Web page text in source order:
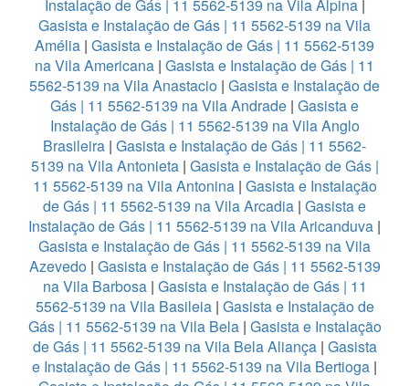
Instalação de Gás | 11 5562-5139 na Vila Alpina |
Gasista e Instalação de Gás | 11 5562-5139 na Vila
Amélia | Gasista e Instalação de Gás | 11 5562-5139
na Vila Americana | Gasista e Instalação de Gás | 11
5562-5139 na Vila Anastacio | Gasista e Instalação de
Gás | 11 5562-5139 na Vila Andrade | Gasista e
Instalação de Gás | 11 5562-5139 na Vila Anglo
Brasileira | Gasista e Instalação de Gás | 11 5562-
5139 na Vila Antonieta| Gasista e Instalação de Gás |
11 5562-5139 na Vila Antonina| Gasista e Instalação
de Gás | 11 5562-5139 na Vila Arcadia | Gasista e
Instalação de Gás | 11 5562-5139 na Vila Aricanduva |
Gasista e Instalação de Gás | 11 5562-5139 na Vila
Azevedo| Gasista e Instalação de Gás | 11 5562-5139
na Vila Barbosa| Gasista e Instalação de Gás | 11
5562-5139 na Vila Basileia| Gasista e Instalação de
Gás | 11 5562-5139 na Vila Bela| Gasista e Instalação
de Gás | 11 5562-5139 na Vila Bela Aliança| Gasista
e Instalação de Gás | 11 5562-5139 na Vila Bertioga |